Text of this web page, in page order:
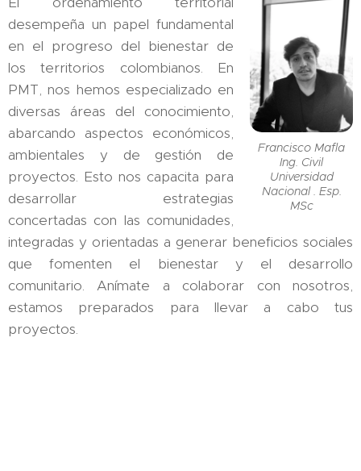
Francisco Mafla
Ing. Civil
Universidad
Nacional . Esp.
MSc
desempeña un papel fundamental
en el progreso del bienestar de
los territorios colombianos. En
PMT, nos hemos especializado en
diversas áreas del conocimiento,
abarcando aspectos económicos,
ambientales y de gestión de
proyectos. Esto nos capacita para
desarrollar estrategias
concertadas con las comunidades,
integradas y orientadas a generar beneficios sociales
que fomenten el bienestar y el desarrollo
comunitario. Anímate a colaborar con nosotros,
estamos preparados para llevar a cabo tus
proyectos.